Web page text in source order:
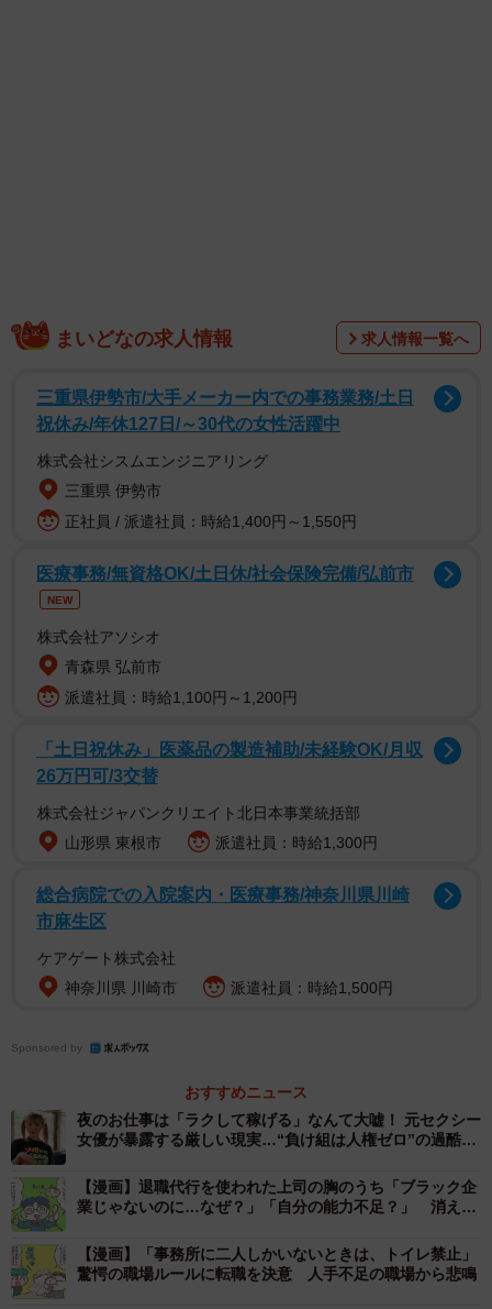
高卒の転職は厳しい？高卒者の転職事情とは
ルが高いと言われています。日本の多くの企業が未だに学
歴を重視する傾向があるためです。「大卒以上」と求人の
応募要件に記載している企業も少なくありません。
求人やコミュニケーション能力や責任感を重視する企業が
増えています。これは、少子高齢化による深刻な人手不足
が影響しているからです。実際に、人手不足で倒産する企
業が増えており、応募者の受け入れを広げる動きが加速し
ています。
そのため、ポイントをおさえた転職活動を行えば、高卒で
も転職を成功できる可能性は十分にあります。
まいどなの求人情報 求人情報一覧へ
三重県伊勢市/大手メーカー内での事務業務/土日
祝休み/年休127日/～30代の女性活躍中
株式会社シスムエンジニアリング
三重県 伊勢市
正社員 / 派遣社員：時給1,400円～1,550円
医療事務/無資格OK/土日休/社会保険完備/弘前市
NEW
株式会社アソシオ
青森県 弘前市
派遣社員：時給1,100円～1,200円
「土日祝休み」医薬品の製造補助/未経験OK/月収
26万円可/3交替
株式会社ジャパンクリエイト北日本事業統括部
山形県 東根市
派遣社員：時給1,300円
総合病院での入院案内・医療事務/神奈川県川崎
市麻生区
ケアゲート株式会社
神奈川県 川崎市
派遣社員：時給1,500円
Sponsored by
おすすめニュース
夜のお仕事は「ラクして稼げる」なんて大嘘！ 元セクシー
女優が暴露する厳しい現実…“負け組は人権ゼロ”の過酷な
【漫画】退職代行を使われた上司の胸のうち「ブラック企
業じゃないのに…なぜ？」「自分の能力不足？」 消えな
【漫画】「事務所に二人しかいないときは、トイレ禁止」
驚愕の職場ルールに転職を決意 人手不足の職場から悲鳴